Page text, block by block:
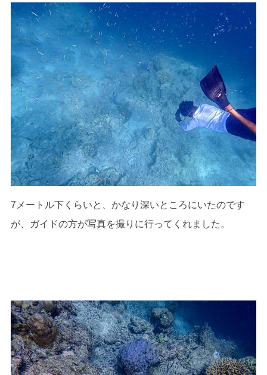
7メートル下くらいと、かなり深いところにいたのです
が、ガイドの方が写真を撮りに行ってくれました。